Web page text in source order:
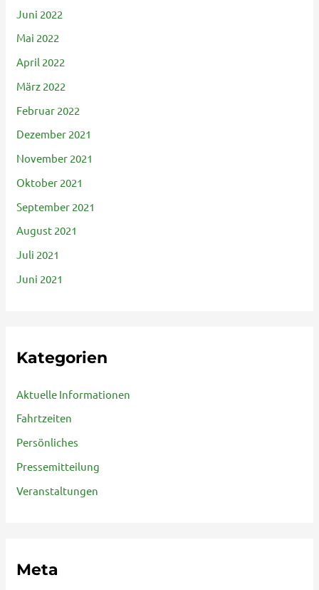
Juni 2022
Mai 2022
April 2022
März 2022
Februar 2022
Dezember 2021
November 2021
Oktober 2021
September 2021
August 2021
Juli 2021
Juni 2021
Kategorien
Aktuelle Informationen
Fahrtzeiten
Persönliches
Pressemitteilung
Veranstaltungen
Meta